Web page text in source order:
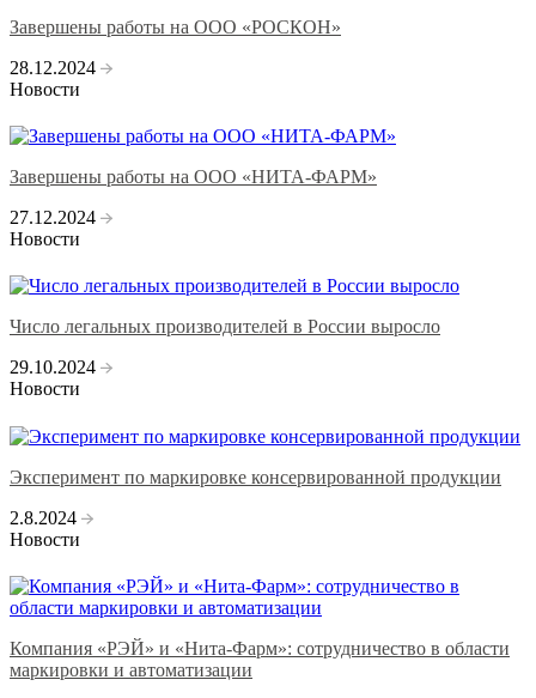
Завершены работы на ООО «РОСКОН»
28.12.2024
Новости
Завершены работы на ООО «НИТА-ФАРМ»
27.12.2024
Новости
Число легальных производителей в России выросло
29.10.2024
Новости
Эксперимент по маркировке консервированной продукции
2.8.2024
Новости
Компания «РЭЙ» и «Нита-Фарм»: сотрудничество в области
маркировки и автоматизации